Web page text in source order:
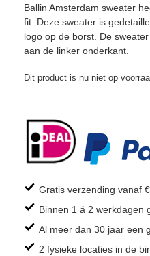
Ballin Amsterdam sweater
fit. Deze sweater is
logo op de borst. De
aan de linker onderkant.
Dit product is nu niet op
Gratis verzending vanaf
Binnen 1 á 2 werkdagen
Al meer dan 30 jaar een
2 fysieke locaties in de